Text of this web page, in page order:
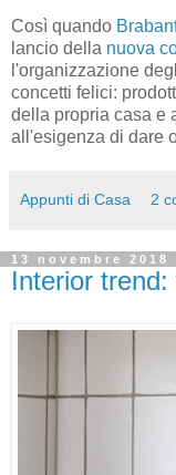
Così quando
lancio della nuova
l'organizzazione
concetti felici:
della propria casa e
all'esigenza di dare
Appunti di Casa 2
13 novembre 2018
Interior